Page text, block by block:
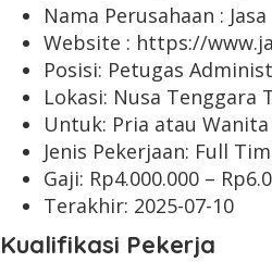
Nama Perusahaan :
Website : https://
Posisi: Petugas
Lokasi: Nusa Tenggara
Untuk: Pria atau Wanita
Jenis Pekerjaan: Full
Gaji: Rp4.000.000– Rp
Terakhir: 2025-07-10
Kualifikasi Pekerja